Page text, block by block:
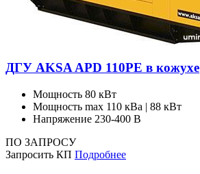
ДГУ AKSA APD 110PE в кожухе
Мощность 80 кВт
Мощность max 110 кВа | 88 кВт
Напряжение 230-400 В
ПО ЗАПРОСУ
Запросить КП Подробнее